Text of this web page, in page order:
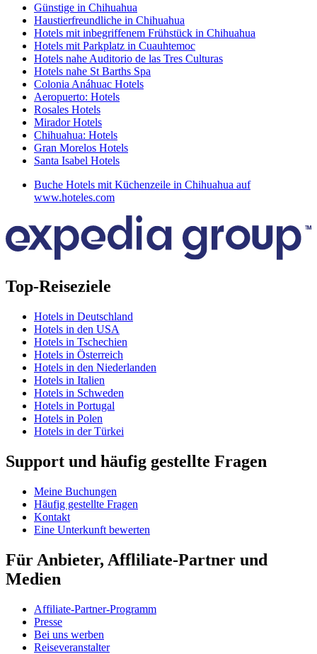
Günstige in Chihuahua
Haustierfreundliche in Chihuahua
Hotels mit inbegriffenem Frühstück in Chihuahua
Hotels mit Parkplatz in Cuauhtemoc
Hotels nahe Auditorio de las Tres Culturas
Hotels nahe St Barths Spa
Colonia Anáhuac Hotels
Aeropuerto: Hotels
Rosales Hotels
Mirador Hotels
Chihuahua: Hotels
Gran Morelos Hotels
Santa Isabel Hotels
Buche Hotels mit Küchenzeile in Chihuahua auf
www.hoteles.com
Top-Reiseziele
Hotels in Deutschland
Hotels in den USA
Hotels in Tschechien
Hotels in Österreich
Hotels in den Niederlanden
Hotels in Italien
Hotels in Schweden
Hotels in Portugal
Hotels in Polen
Hotels in der Türkei
Support und häufig gestellte Fragen
Meine Buchungen
Häufig gestellte Fragen
Kontakt
Eine Unterkunft bewerten
Für Anbieter, Affliliate-Partner und
Medien
Affiliate-Partner-Programm
Presse
Bei uns werben
Reiseveranstalter